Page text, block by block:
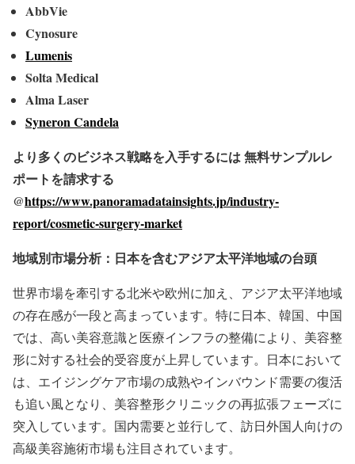
AbbVie
Cynosure
Lumenis
Solta Medical
Alma Laser
Syneron Candela
より多くのビジネス戦略を入手するには無料サンプルレ
ポートを請求する
@https://www.panoramadatainsights.jp/industry-
report/cosmetic-surgery-market
地域別市場分析：日本を含むアジア太平洋地域の台頭
世界市場を牽引する北米や欧州に加え、アジア太平洋地域
の存在感が一段と高まっています。特に日本、韓国、中国
では、高い美容意識と医療インフラの整備により、美容整
形に対する社会的受容度が上昇しています。日本において
は、エイジングケア市場の成熟やインバウンド需要の復活
も追い風となり、美容整形クリニックの再拡張フェーズに
突入しています。国内需要と並行して、訪日外国人向けの
高級美容施術市場も注目されています。